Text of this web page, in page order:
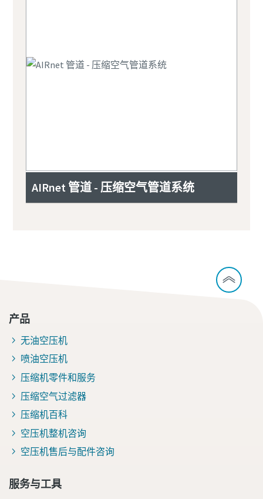
AIRnet 管道 - 压缩空气管道系统
产品
无油空压机
喷油空压机
压缩机零件和服务
压缩空气过滤器
压缩机百科
空压机整机咨询
空压机售后与配件咨询
服务与工具